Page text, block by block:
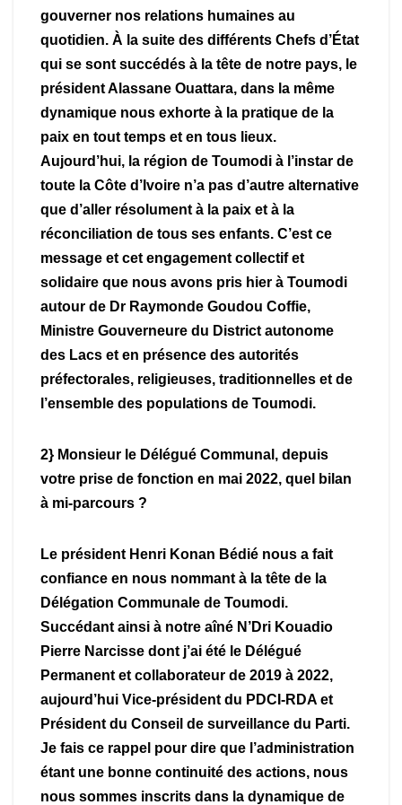
gouverner nos relations humaines au
quotidien. À la suite des différents Chefs d’État
qui se sont succédés à la tête de notre pays, le
président Alassane Ouattara, dans la même
dynamique nous exhorte à la pratique de la
paix en tout temps et en tous lieux.
Aujourd’hui, la région de Toumodi à l’instar de
toute la Côte d’Ivoire n’a pas d’autre alternative
que d’aller résolument à la paix et à la
réconciliation de tous ses enfants. C’est ce
message et cet engagement collectif et
solidaire que nous avons pris hier à Toumodi
autour de Dr Raymonde Goudou Coffie,
Ministre Gouverneure du District autonome
des Lacs et en présence des autorités
préfectorales, religieuses, traditionnelles et de
l’ensemble des populations de Toumodi.
2} Monsieur le Délégué Communal, depuis
votre prise de fonction en mai 2022, quel bilan
à mi-parcours ?
Le président Henri Konan Bédié nous a fait
confiance en nous nommant à la tête de la
Délégation Communale de Toumodi.
Succédant ainsi à notre aîné N’Dri Kouadio
Pierre Narcisse dont j’ai été le Délégué
Permanent et collaborateur de 2019 à 2022,
aujourd’hui Vice-président du PDCI-RDA et
Président du Conseil de surveillance du Parti.
Je fais ce rappel pour dire que l’administration
étant une bonne continuité des actions, nous
nous sommes inscrits dans la dynamique de